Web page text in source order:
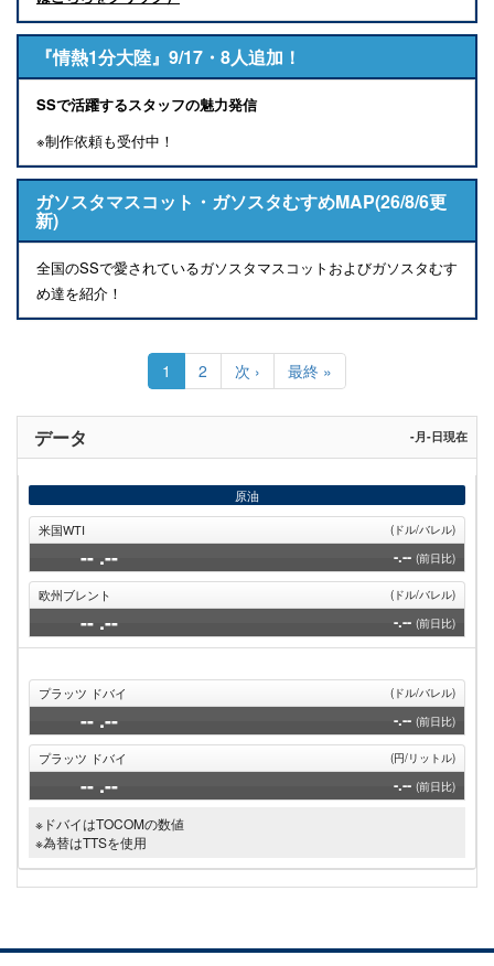
『情熱1分大陸』9/17・8人追加！
SSで活躍するスタッフの魅力発信
※制作依頼も受付中！
ガソスタマスコット・ガソスタむすめMAP(26/8/6更
新)
全国のSSで愛されているガソスタマスコットおよびガソスタむす
め達を紹介！
送
り
カ
レ
ン
ペ
1 Page
2
次
ペ
ー
次 ›
最
終
ペ
ジ
最終 »
データ -月-日現在
原油
米国WTI
(ドル/バレル)
-- .-- -.-- (前日比)
欧州ブレント (ドル/バレル)
-- .-- -.-- (前日比)
プラッツ ドバイ (ドル/バレル)
-- .-- -.-- (前日比)
プラッツ ドバイ (円/リットル)
-- .-- -.-- (前日比)
※ドバイはTOCOMの数値
※為替はTTSを使用